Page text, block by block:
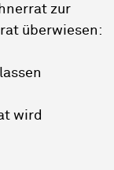
zur
überwiesen:
wird